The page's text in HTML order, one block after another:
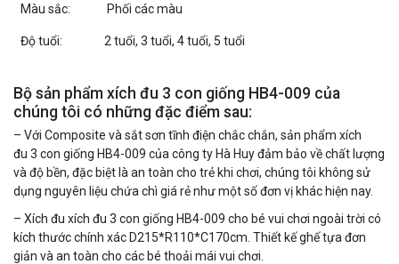
Màu sắc: Phối các màu
Độ tuổi: 2 tuổi, 3 tuổi, 4 tuổi, 5 tuổi
Bộ sản phẩm xích đu 3 con giống HB4-009 của
chúng tôi có những đặc điểm sau:
– Với Composite và sắt sơn tĩnh điện chắc chắn, sản phẩm xích
đu 3 con giống HB4-009 của công ty Hà Huy đảm bảo về chất lượng
và độ bền, đặc biệt là an toàn cho trẻ khi chơi, chúng tôi không sử
dụng nguyên liệu chứa chì giá rẻ như một số đơn vị khác hiện nay.
– Xích đu xích đu 3 con giống HB4-009 cho bé vui chơi ngoài trời có
kích thước chính xác D215*R110*C170cm. Thiết kế ghế tựa đơn
giản và an toàn cho các bé thoải mái vui chơi.